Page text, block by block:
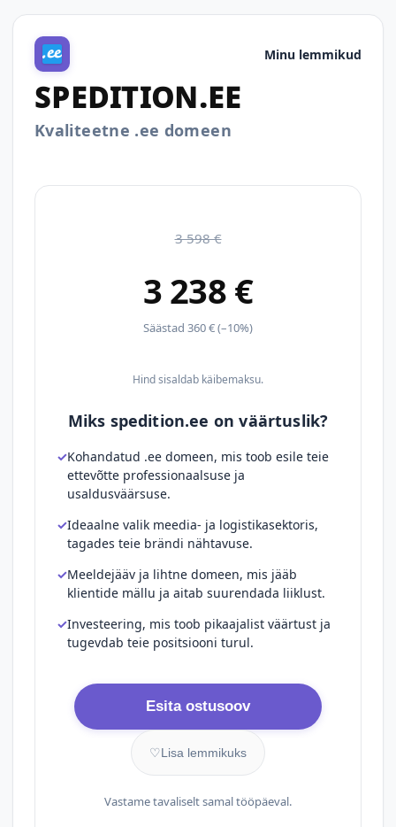
Minu lemmikud
SPEDITION.EE
Kvaliteetne .ee domeen
3 598 €
3 238 €
Säästad 360 € (–10%)
Hind sisaldab käibemaksu.
Miks spedition.ee on väärtuslik?
Kohandatud .ee domeen, mis toob esile teie
ettevõtte professionaalsuse ja
usaldusväärsuse.
Ideaalne valik meedia- ja logistikasektoris,
tagades teie brändi nähtavuse.
Meeldejääv ja lihtne domeen, mis jääb
klientide mällu ja aitab suurendada liiklust.
Investeering, mis toob pikaajalist väärtust ja
tugevdab teie positsiooni turul.
Esita ostusoov
♡Lisa lemmikuks
Vastame tavaliselt samal tööpäeval.